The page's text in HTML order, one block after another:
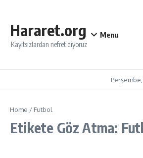
Hararet.org
Kayıtsızlardan nefret diyoruz
Menu
Home / Futbol
Etikete Göz Atma: